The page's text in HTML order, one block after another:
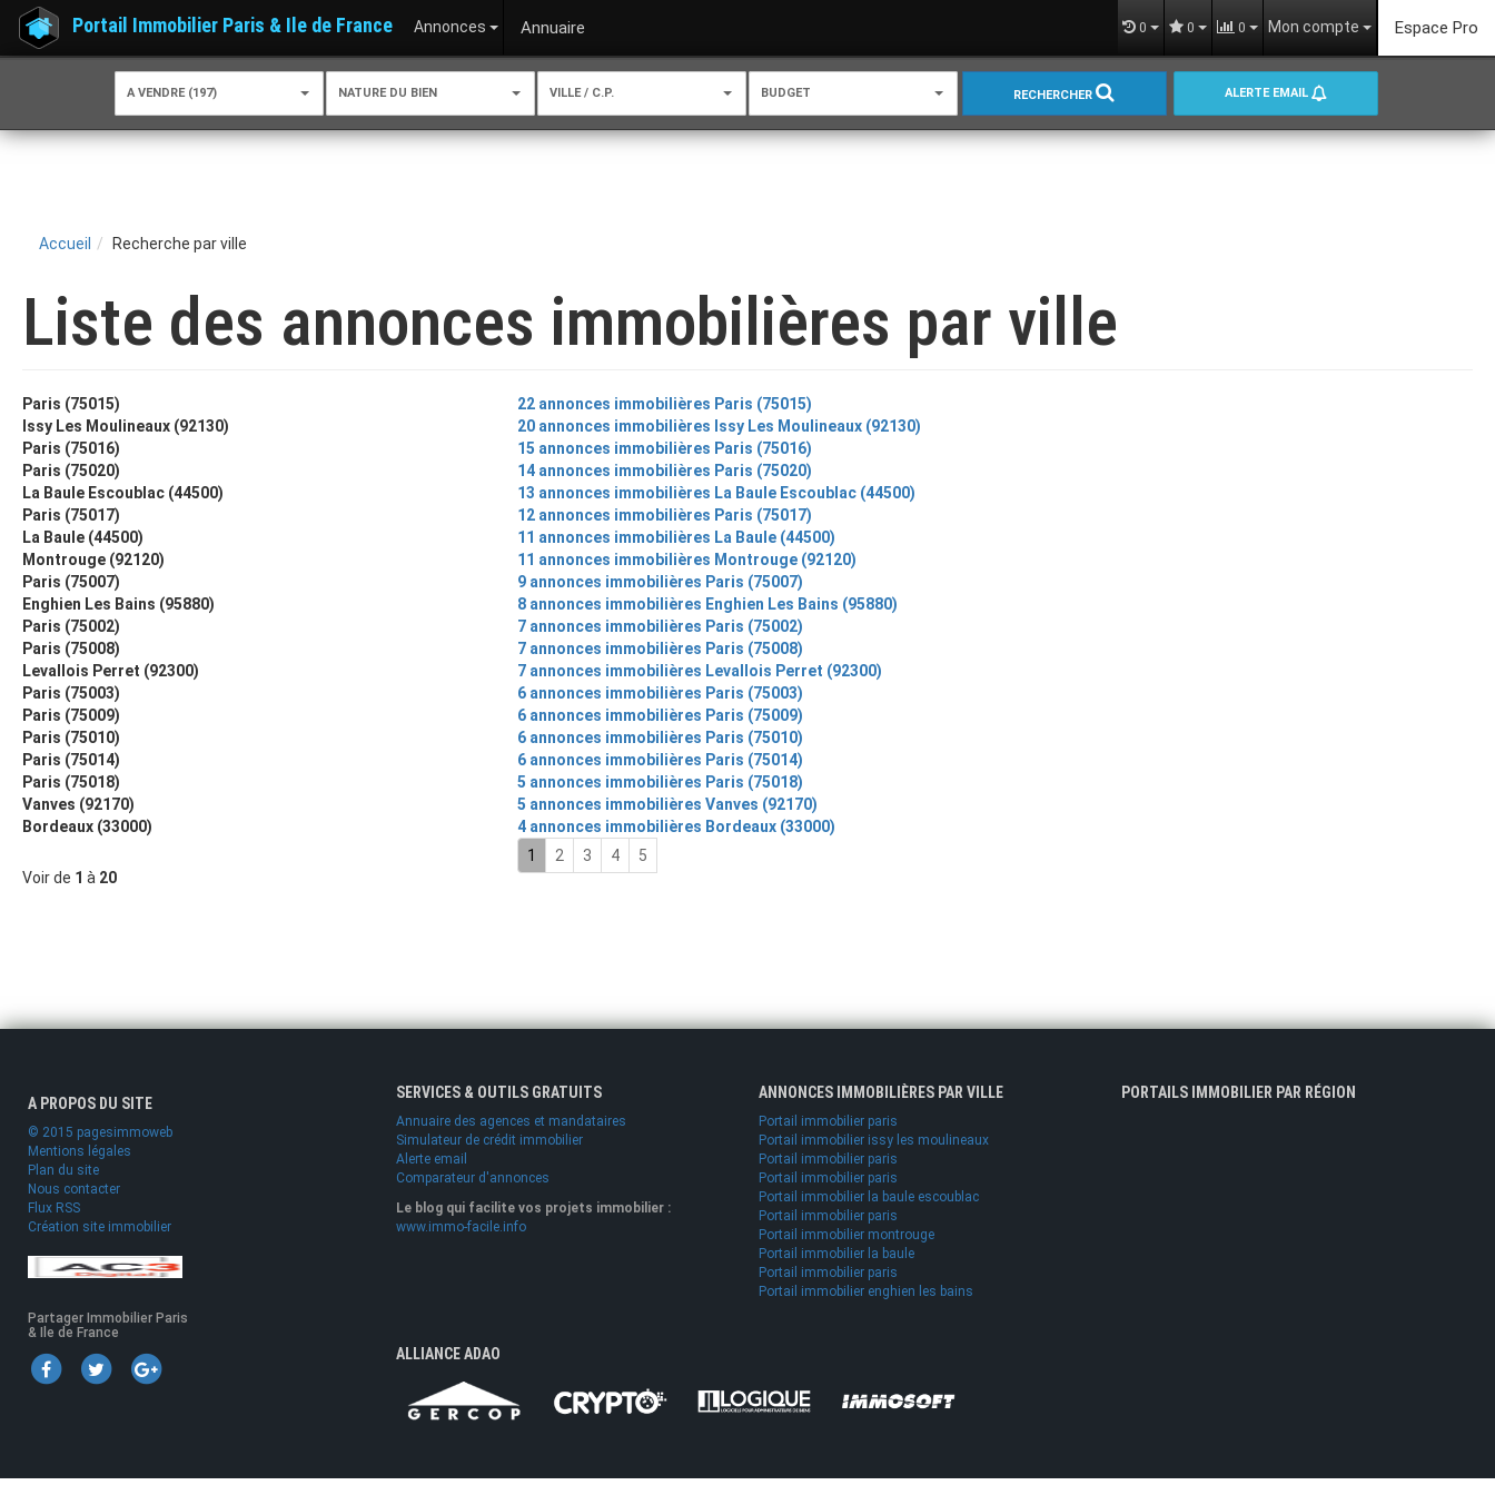
Portail Immobilier Paris & Ile de France Annonces Annuaire 0 0 0 Mon compte Espace Pro
A VENDRE (197) NATURE DU BIEN VILLE / C.P. BUDGET RECHERCHER ALERTE EMAIL
Accueil Recherche par ville
Liste des annonces immobilières par ville
Paris (75015)
22 annonces immobilières Paris (75015)
Issy Les Moulineaux (92130)
20 annonces immobilières Issy Les Moulineaux (92130)
Paris (75016)
15 annonces immobilières Paris (75016)
Paris (75020)
14 annonces immobilières Paris (75020)
La Baule Escoublac (44500)
13 annonces immobilières La Baule Escoublac (44500)
Paris (75017)
12 annonces immobilières Paris (75017)
La Baule (44500)
11 annonces immobilières La Baule (44500)
Montrouge (92120)
11 annonces immobilières Montrouge (92120)
Paris (75007)
9 annonces immobilières Paris (75007)
Enghien Les Bains (95880)
8 annonces immobilières Enghien Les Bains (95880)
Paris (75002)
7 annonces immobilières Paris (75002)
Paris (75008)
7 annonces immobilières Paris (75008)
Levallois Perret (92300)
7 annonces immobilières Levallois Perret (92300)
Paris (75003)
6 annonces immobilières Paris (75003)
Paris (75009)
6 annonces immobilières Paris (75009)
Paris (75010)
6 annonces immobilières Paris (75010)
Paris (75014)
6 annonces immobilières Paris (75014)
Paris (75018)
5 annonces immobilières Paris (75018)
Vanves (92170)
5 annonces immobilières Vanves (92170)
Bordeaux (33000)
4 annonces immobilières Bordeaux (33000)
Voir de 1 à 20
1 2 3 4 5
A PROPOS DU SITE
© 2015 pagesimmoweb
Mentions légales
Plan du site
Nous contacter
Flux RSS
Création site immobilier
Partager Immobilier Paris
& Ile de France
SERVICES & OUTILS GRATUITS
Annuaire des agences et mandataires
Simulateur de crédit immobilier
Alerte email
Comparateur d'annonces
Le blog qui facilite vos projets immobilier :
www.immo-facile.info
ANNONCES IMMOBILIÈRES PAR VILLE
Portail immobilier paris
Portail immobilier issy les moulineaux
Portail immobilier paris
Portail immobilier paris
Portail immobilier la baule escoublac
Portail immobilier paris
Portail immobilier montrouge
Portail immobilier la baule
Portail immobilier paris
Portail immobilier enghien les bains
ALLIANCE ADAO
PORTAILS IMMOBILIER PAR RÉGION